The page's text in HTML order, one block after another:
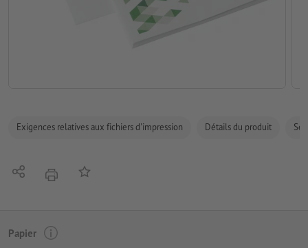
Exigences relatives aux fichiers d'impression Détails du produit
PartagerimprimerAjouter à liste d'article
Papier